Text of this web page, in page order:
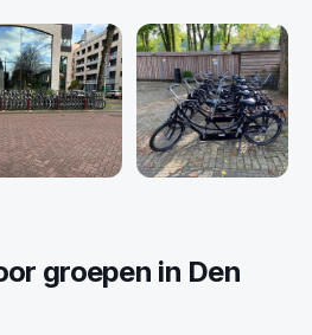
groepen in Den